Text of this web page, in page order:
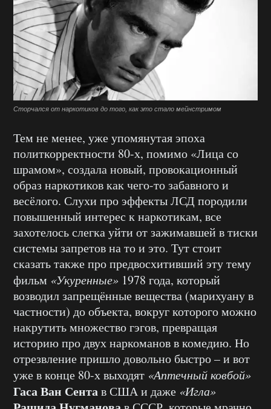
Сторчался от наркотиков до того, как это стало мейнстримом
Тем не менее, уже упомянутая эпоха
политкорректности 80-х, помимо «Лица со
шрамом», создала новый, провокационный
образ наркотиков как чего-то забавного и
весёлого. Слухи про эффекты ЛСД породили
повышенный интерес к наркотикам, все
захотелось слегка уйти от зажимавшей в тиски
системы запретов на то и это. Тут стоит
сказать также про предвосхитивший эту тему
фильм «Укуренные» 1978 года, который
возводил запрещённые вещества (марихуану в
частности) до объекта, вокруг которого можно
накрутить множество гэгов, превращая
историю про двух наркоманов в комедию. Но
отрезвление пришло довольно быстро – и вот
уже в конце 80-х выходят «Аптечный ковбой»
Гаса Ван Сентав США и даже «Игла»